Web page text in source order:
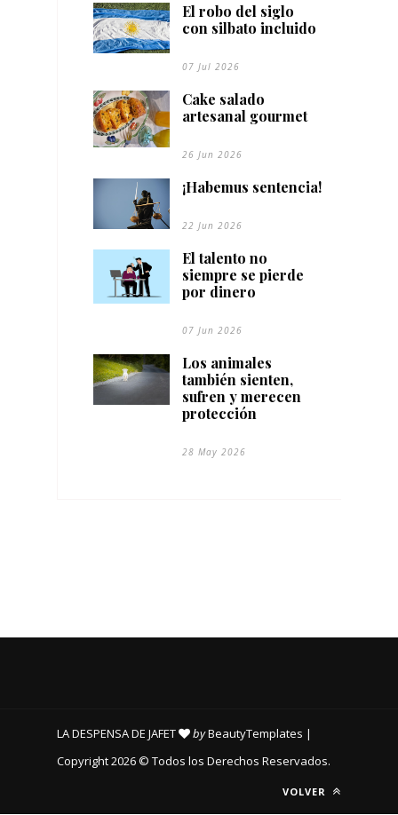
El robo del siglo
con silbato incluido
07 Jul 2026
Cake salado
artesanal gourmet
26 Jun 2026
¡Habemus sentencia!
22 Jun 2026
El talento no
siempre se pierde
por dinero
07 Jun 2026
Los animales
también sienten,
sufren y merecen
protección
28 May 2026
LA DESPENSA DE JAFET byBeautyTemplates |
Copyright 2026 © Todos los Derechos Reservados.
VOLVER